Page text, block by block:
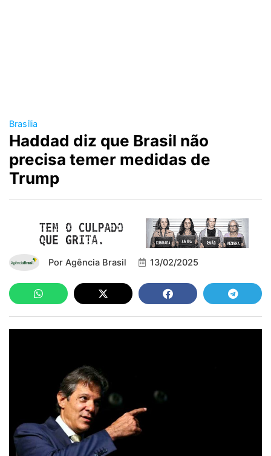
Brasília
Haddad diz que Brasil não
precisa temer medidas de
Trump
Por Agência Brasil 13/02/2025